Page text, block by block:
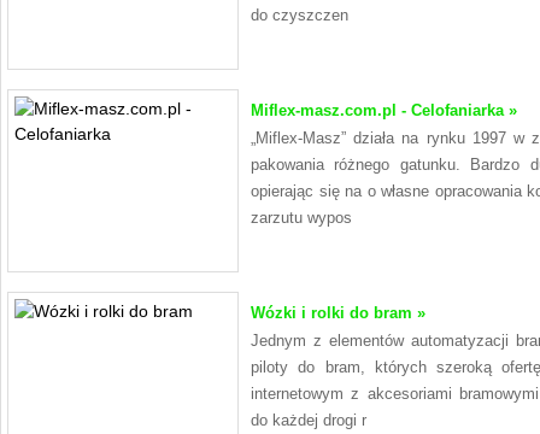
do czyszczen
Miflex-masz.com.pl - Celofaniarka »
„Miflex-Masz” działa na rynku 1997
pakowania różnego gatunku. Bardzo
opierając się na o własne opracowania
zarzutu wypos
Wózki i rolki do bram »
Jednym z elementów automatyzacji
piloty do bram, których szeroką
internetowym z akcesoriami
do każdej drogi r